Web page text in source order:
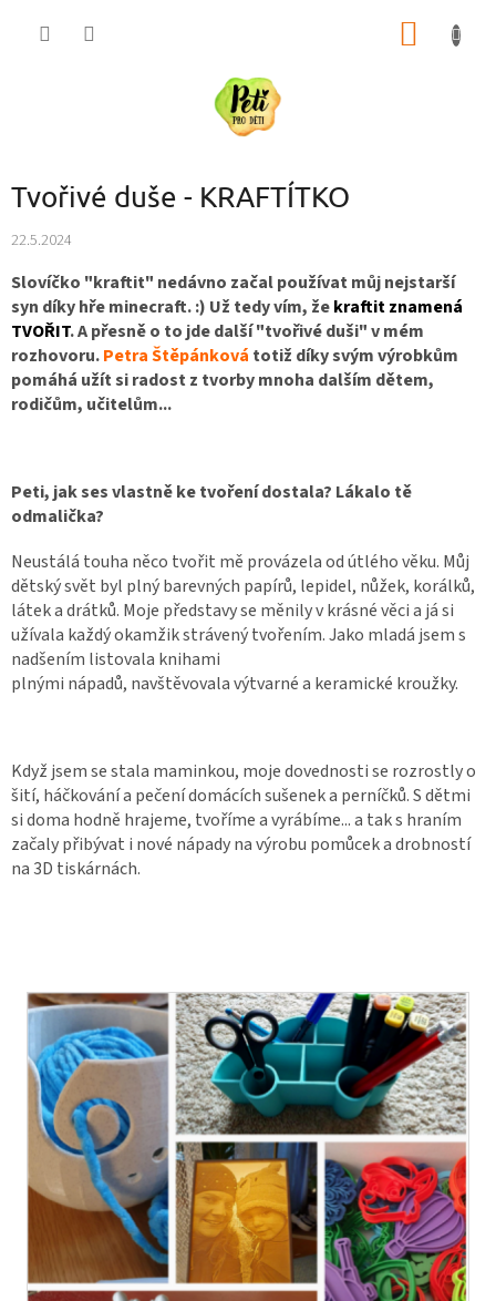
Tvořivé duše - KRAFTÍTKO
22.5.2024
Slovíčko "kraftit" nedávno začal používat můj nejstarší
syn díky hře minecraft. :) Už tedy vím, žekraftit znamená
TVOŘIT. A přesně o to jde další "tvořivé duši" v mém
rozhovoru.Petra Štěpánková totiž díky svým výrobkům
pomáhá užít si radost z tvorby mnoha dalším dětem,
rodičům, učitelům...
Peti, jak ses vlastně ke tvoření dostala? Lákalo tě
odmalička?
Neustálá touha něco tvořit mě provázela od útlého věku. Můj
dětský svět byl plný barevných papírů, lepidel, nůžek, korálků,
látek a drátků. Moje představy se měnily v krásné věci a já si
užívala každý okamžik strávený tvořením. Jako mladá jsem s
nadšením listovala knihami
plnými nápadů, navštěvovala výtvarné a keramické kroužky.
Když jsem se stala maminkou, moje dovednosti se rozrostly o
šití, háčkování a pečenídomácích sušenek a perníčků. S dětmi
si doma hodně hrajeme, tvoříme a vyrábíme... a tak s hraním
začaly přibývat i nové nápady na výrobu pomůcek a drobností
na 3D tiskárnách.